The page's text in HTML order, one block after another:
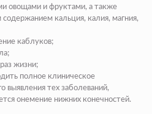
овощами и фруктами, а также
кальция, калия, магния,
каблуков;
жизни;
полное клиническое
выявления тех заболеваний,
онемение нижних конечностей.